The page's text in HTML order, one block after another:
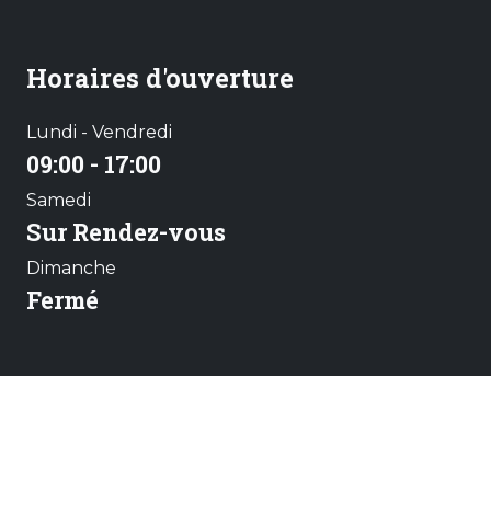
Horaires d'ouverture
Lundi - Vendredi
09:00 - 17:00
Samedi
Sur Rendez-vous
Dimanche
Fermé